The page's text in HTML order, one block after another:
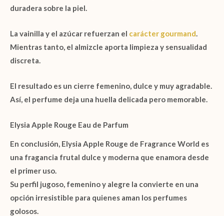
duradera sobre la piel.
La vainilla y el azúcar refuerzan el carácter gourmand.
Mientras tanto, el almizcle aporta limpieza y sensualidad
discreta.
El resultado es un cierre femenino, dulce y muy agradable.
Así, el perfume deja una huella delicada pero memorable.
Elysia Apple Rouge Eau de Parfum
En conclusión, Elysia Apple Rouge de Fragrance World es
una fragancia frutal dulce y moderna que enamora desde
el primer uso.
Su perfil jugoso, femenino y alegre la convierte en una
opción irresistible para quienes aman los perfumes
golosos.